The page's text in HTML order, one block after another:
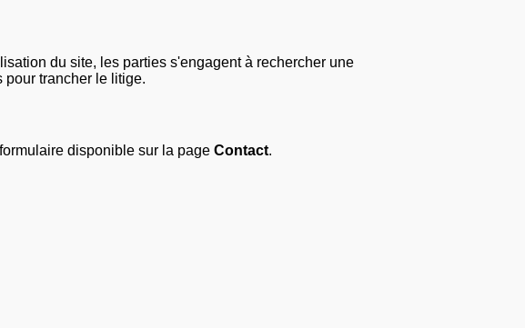
du site, les parties s'engagent à rechercher une
trancher le litige.
disponible sur la pageContact.